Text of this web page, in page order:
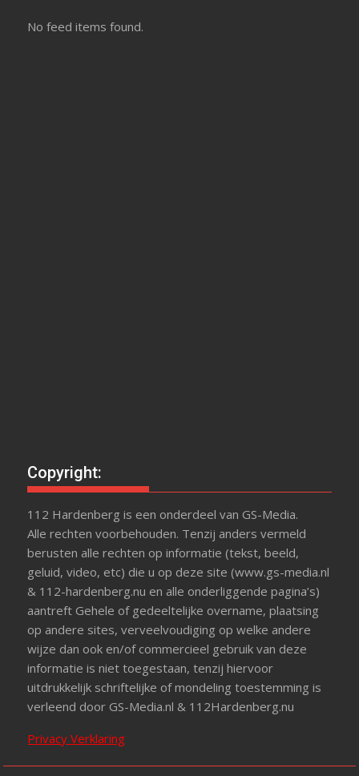
No feed items found.
Copyright:
112 Hardenberg is een onderdeel van GS-Media.
Alle rechten voorbehouden. Tenzij anders vermeld
berusten alle rechten op informatie (tekst, beeld,
geluid, video, etc) die u op deze site (www.gs-media.nl
& 112-hardenberg.nu en alle onderliggende pagina’s)
aantreft Gehele of gedeeltelijke overname, plaatsing
op andere sites, verveelvoudiging op welke andere
wijze dan ook en/of commercieel gebruik van deze
informatie is niet toegestaan, tenzij hiervoor
uitdrukkelijk schriftelijke of mondeling toestemming is
verleend door GS-Media.nl & 112Hardenberg.nu
Privacy Verklaring